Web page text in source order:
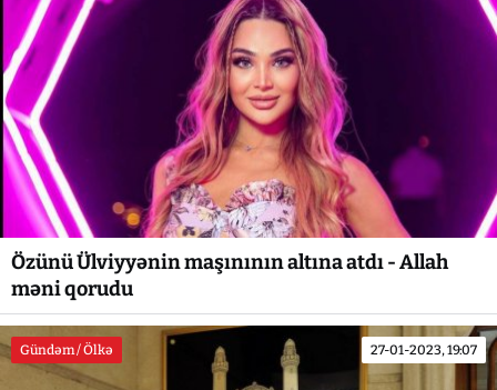
Özünü Ülviyyənin maşınının altına atdı - Allah
məni qorudu
Gündəm / Ölkə 27-01-2023, 19:07